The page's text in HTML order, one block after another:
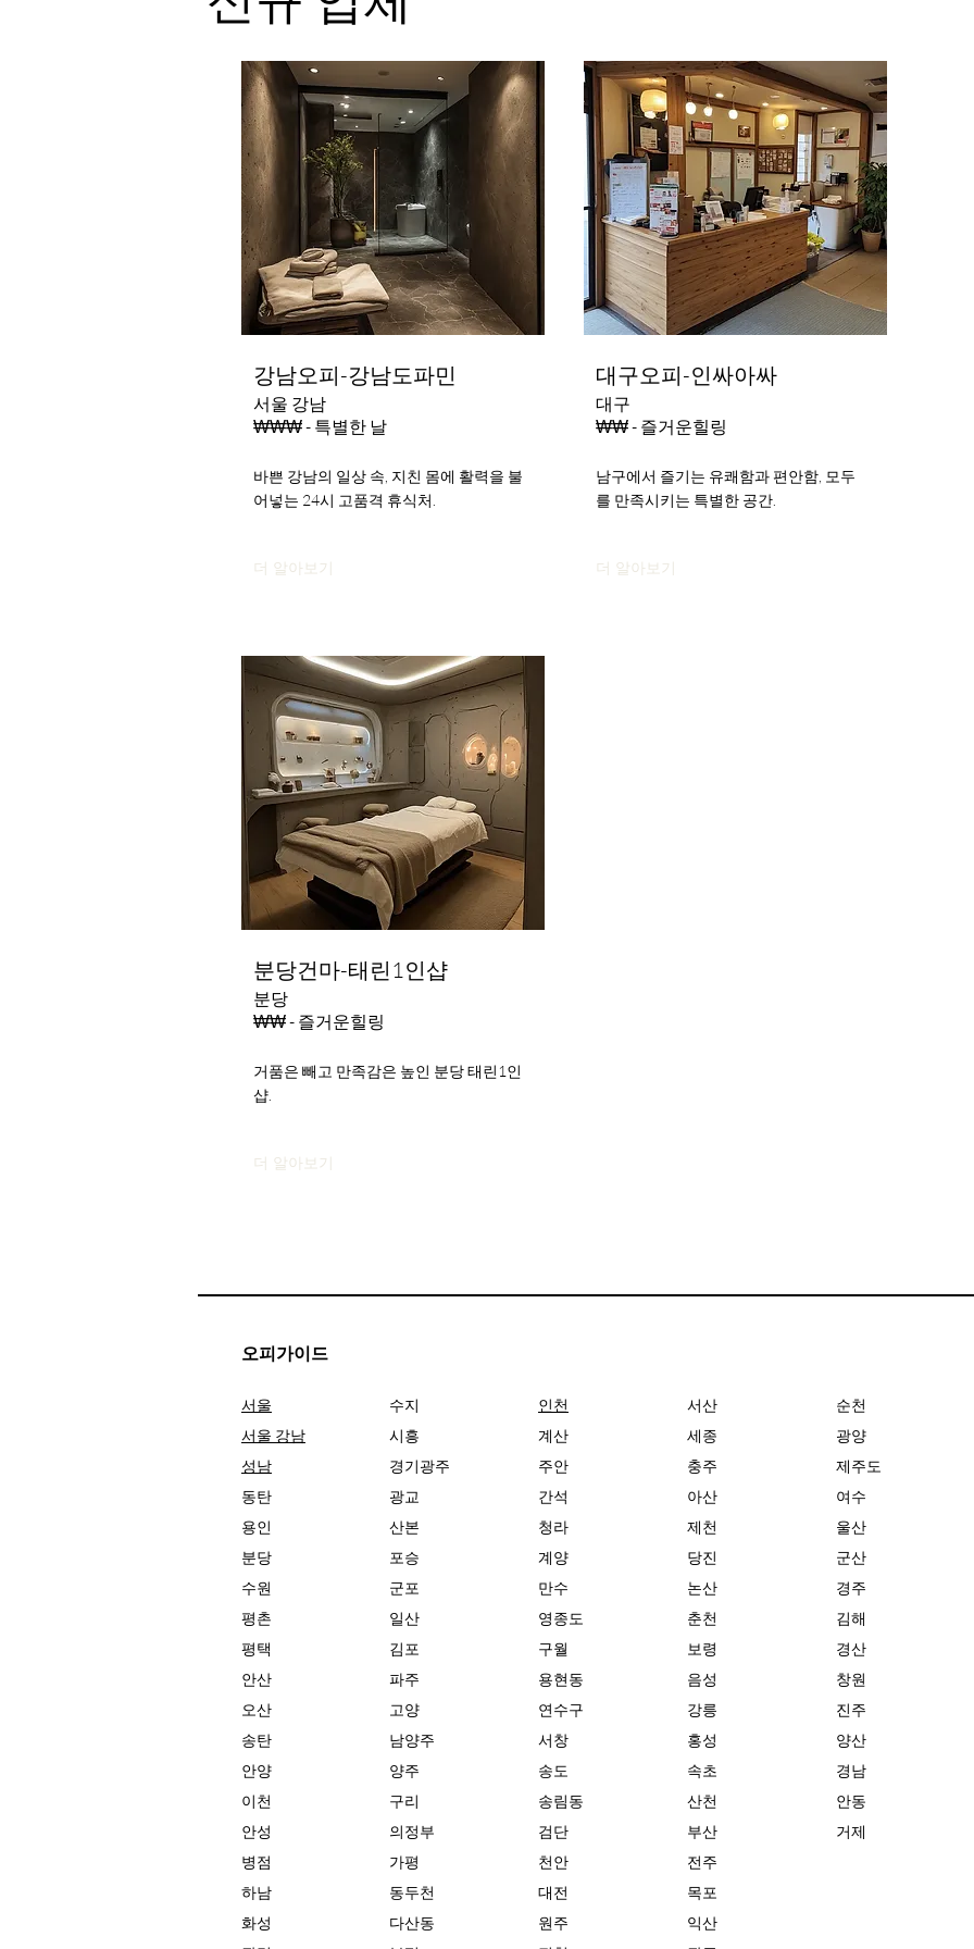
강남오피-강남도파민
서울 강남
₩₩₩ - 특별한 날
바쁜 강남의 일상 속, 지친 몸에 활력을 불
어넣는 24시 고품격 휴식처.
더 알아보기
대구오피-인싸아싸
대구
₩₩ - 즐거운힐링
남구에서 즐기는 유쾌함과 편안함, 모두
를 만족시키는 특별한 공간.
더 알아보기
분당건마-태린1인샵
분당
₩₩ - 즐거운힐링
거품은 빼고 만족감은 높인 분당 태린1인
샵.
더 알아보기
오피가이드
서울
서울 강남
성남
동탄
용인
분당
수원
평촌
평택
안산
오산
송탄
안양
이천
안성
병점
하남
화성
수지
시흥
경기광주
광교
산본
포승
군포
일산
김포
파주
고양
남양주
양주
구리
의정부
가평
동두천
다산동
인천
계산
주안
간석
청라
계양
만수
영종도
구월
용현동
연수구
서창
송도
송림동
검단
천안
대전
원주
서산
세종
충주
아산
제천
당진
논산
춘천
보령
음성
강릉
홍성
속초
산천
부산
전주
목포
익산
순천
광양
제주도
여수
울산
군산
경주
김해
경산
창원
진주
양산
경남
안동
거제